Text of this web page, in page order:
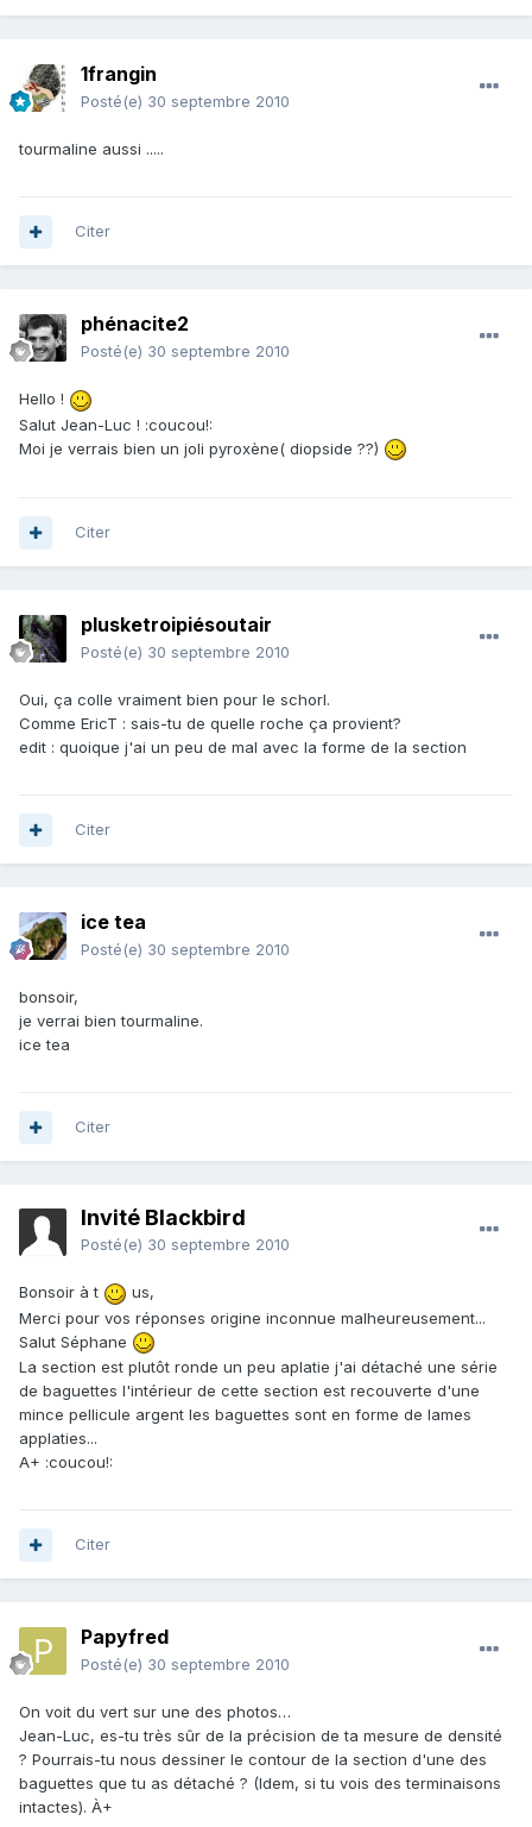
1frangin
Posté(e) 30 septembre 2010
tourmaline aussi .....
Citer
phénacite2
Posté(e) 30 septembre 2010
Hello !
Salut Jean-Luc ! :coucou!:
Moi je verrais bien un joli pyroxène( diopside ??)
Citer
plusketroipiésoutair
Posté(e) 30 septembre 2010
Oui, ça colle vraiment bien pour le schorl.
Comme EricT : sais-tu de quelle roche ça provient?
edit : quoique j'ai un peu de mal avec la forme de la section
Citer
ice tea
Posté(e) 30 septembre 2010
bonsoir,
je verrai bien tourmaline.
ice tea
Citer
Invité Blackbird
Posté(e) 30 septembre 2010
Bonsoir à t
us,
Merci pour vos réponses origine inconnue malheureusement...
Salut Séphane
La section est plutôt ronde un peu aplatie j'ai détaché une série
de baguettes l'intérieur de cette section est recouverte d'une
mince pellicule argent les baguettes sont en forme de lames
applaties...
A+ :coucou!:
Citer
Papyfred
Posté(e) 30 septembre 2010
On voit du vert sur une des photos…
Jean-Luc, es-tu très sûr de la précision de ta mesure de densité
? Pourrais-tu nous dessiner le contour de la section d'une des
baguettes que tu as détaché ? (Idem, si tu vois des terminaisons
intactes). À+